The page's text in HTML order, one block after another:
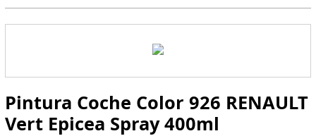
Pintura Coche Color 926 RENAULT
Vert Epicea Spray 400ml